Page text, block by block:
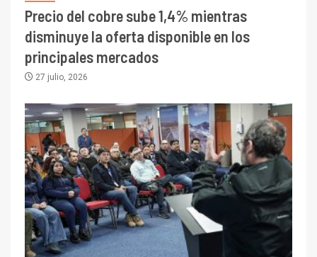
Precio del cobre sube 1,4% mientras
disminuye la oferta disponible en los
principales mercados
27 julio, 2026